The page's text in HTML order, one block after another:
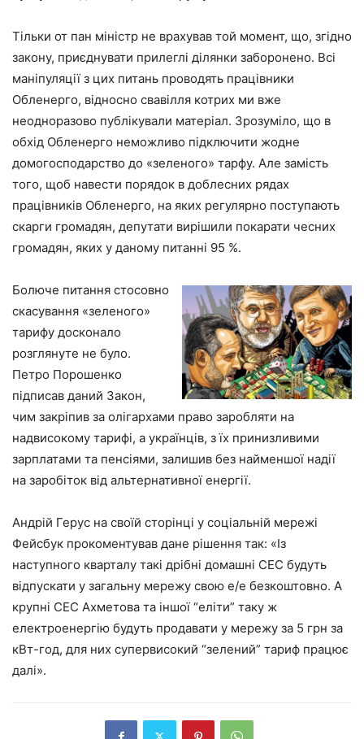
Тільки от пан міністр не врахував той момент, що, згідно
закону, приєднувати прилеглі ділянки заборонено. Всі
маніпуляції з цих питань проводять працівники
Обленерго, відносно свавілля котрих ми вже
неодноразово публікували матеріал. Зрозуміло, що в
обхід Обленерго неможливо підключити жодне
домогосподарство до «зеленого» тарфу. Але замість
того, щоб навести порядок в доблесних рядах
працівників Обленерго, на яких регулярно поступають
скарги громадян, депутати вирішили покарати чесних
громадян, яких у даному питанні 95 %.
Болюче питання стосовно
скасування «зеленого»
тарифу досконало
розглянуте не було.
Петро Порошенко
підписав даний Закон,
чим закріпив за олігархами право заробляти на
надвисокому тарифі, а українців, з їх принизливими
зарплатами та пенсіями, залишив без найменшої надії
на заробіток від альтернативної енергії.
Андрій Герус на своїй сторінці у соціальній мережі
Фейсбук прокоментував дане рішення так: «Із
наступного кварталу такі дрібні домашні СЕС будуть
відпускати у загальну мережу свою е/е безкоштовно. А
крупні СЕС Ахметова та іншої “еліти” таку ж
електроенергію будуть продавати у мережу за 5 грн за
кВт-год, для них супервисокий “зелений” тариф працює
далі».